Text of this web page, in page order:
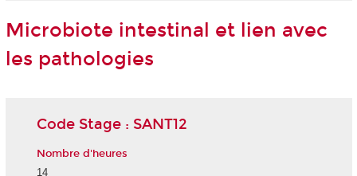
Microbiote intestinal et lien avec
les pathologies
Code Stage : SANT12
Nombre d'heures
14